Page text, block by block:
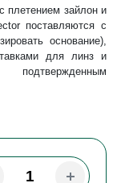
плетением зайлон и
поставляются с
основание),
для линз и